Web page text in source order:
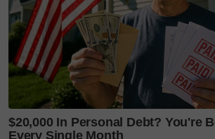
sama kerana setiap daripada mereka
wanitanya.’
"Setiap kali janji temu kami
Natalie kerana dia tidak dapat
“Jadi, kami bertiga akhirnya jatuh
Luwizo. Pada mulanya, ia adalah